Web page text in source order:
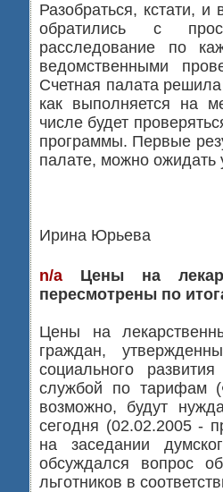
Разобраться, кстати,
обратились с
расследование по
ведомственными
Счетная палата
как выполняется на
числе будет
программы. Первые
палате, можно ожидать
Ирина Юрьева
n/a Цены на
пересмотрены по
Цены на
граждан,
социального
службой по тарифам
возможно, будут
сегодня (02.02.2005 -
на заседании
обсуждался вопрос
льготников в